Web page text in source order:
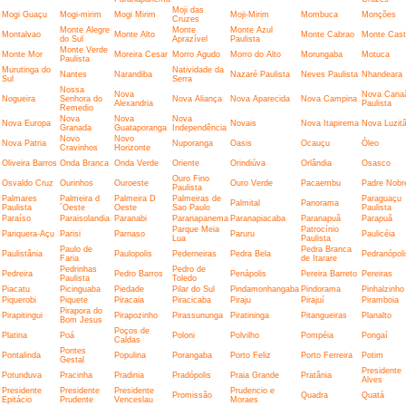
Mogi Guaçu
Mogi-mirim Mogi Mirim
Moji das
Cruzes
Moji-Mirim Mombuca Monções
Montalvao
Monte Alegre
do Sul
Monte Alto
Monte
Aprazível
Monte Azul
Paulista
Monte Cabrao Monte
Monte Mor
Monte Verde
Paulista
Moreira Cesar Morro Agudo Morro do Alto Morungaba
Motuca
Murutinga do
Sul
Nantes Narandiba
Natividade da
Serra
Nazaré Paulista Neves Paulista Nhandeara
Nogueira
Nossa
Senhora do
Remedio
Nova
Alexandria
Nova Aliança Nova Aparecida Nova Campina Nova
Paulista
Nova Europa
Nova
Granada
Nova
Guataporanga
Nova
Independência Novais Nova Itapirema Nova
Nova Patria
Novo
Cravinhos
Novo
Horizonte
Nuporanga Oasis Ocauçu Óleo
Oliveira Barros Onda Branca Onda Verde Oriente Orindiúva Orlândia Osasco
Osvaldo Cruz Ourinhos Ouroeste
Ouro Fino
Paulista
Ouro Verde Pacaembu
Padre
Palmares
Paulista
Palmeira d
´Oeste
Palmeira D
Oeste
Palmeiras de
Sao Paulo
Palmital Panorama
Paraguaçu
Paulista
Paraíso
Paraisolandia Paranabi Paranapanema Paranapiacaba Paranapuã
Parapuã
Pariquera-Açu
Parisi Parnaso
Parque Meia
Lua
Paruru
Patrocínio
Paulista
Paulicéia
Paulistânia
Paulo de
Faria
Paulopolis Pederneiras Pedra Bela
Pedra Branca
de Itarare
Pedreira
Pedrinhas
Paulista
Pedro Barros
Pedro de
Toledo
Penápolis Pereira Barreto Pereiras
Piacatu
Picinguaba Piedade Pilar do Sul Pindamonhangaba Pindorama
Pinhalzinho
Piquerobi
Piquete Piracaia Piracicaba Piraju Pirajuí
Piramboia
Pirapitingui
Pirapora do
Bom Jesus
Pirapozinho Pirassununga Piratininga Pitangueiras Planalto
Platina Poá
Poços de
Caldas
Poloni Polvilho Pompéia Pongaí
Pontalinda
Pontes
Gestal
Populina Porangaba Porto Feliz Porto Ferreira Potim
Potunduva Pracinha Pradinia Pradópolis Praia Grande Pratânia
Presidente
Alves
Presidente
Epitácio
Presidente
Prudente
Presidente
Venceslau
Promissão
Prudencio e
Moraes
Quadra Quatá